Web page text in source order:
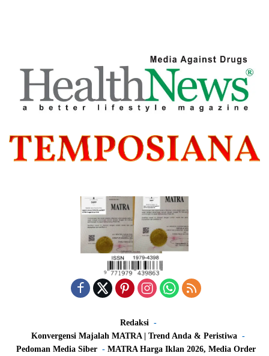
Redaksi
Konvergensi Majalah MATRA | Trend Anda & Peristiwa
Pedoman Media Siber
MATRA Harga Iklan 2026, Media Order